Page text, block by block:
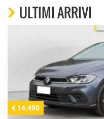
ULTIMI ARRIVI
€ 14.490